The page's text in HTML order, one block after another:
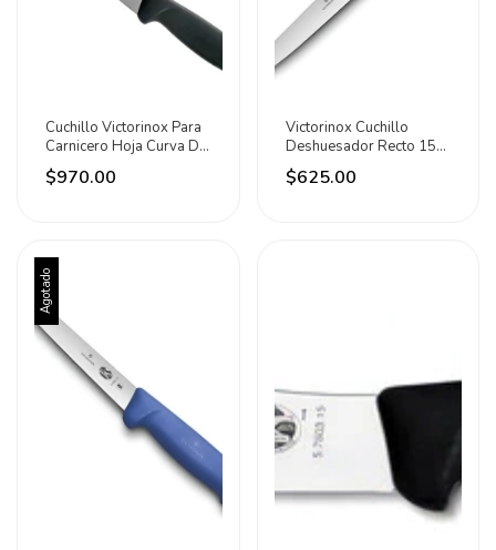
Cuchillo Victorinox Para
Carnicero Hoja Curva De
20cm Negro
$970.00
Victorinox Cuchillo
Deshuesador Recto 15
Cm Rojo Rojo
$625.00
Agotado